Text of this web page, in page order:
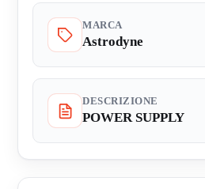
MARCA
Astrodyne
DESCRIZIONE
POWER SUPPLY